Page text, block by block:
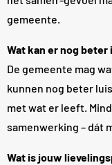
gemeente.
Wat kan er nog
De gemeente mag
kunnen nog beter
met wat er leeft.
samenwerking – dát
Wat is jouw